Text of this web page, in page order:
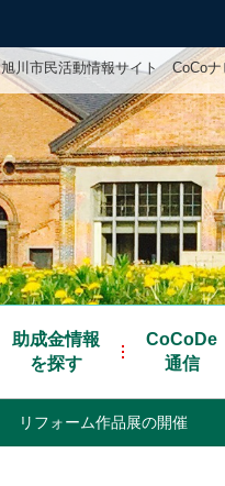
旭川市民活動情報サイト CoCoナ
助成金情報
を探す
CoCoDe
通信
リフォーム作品展の開催